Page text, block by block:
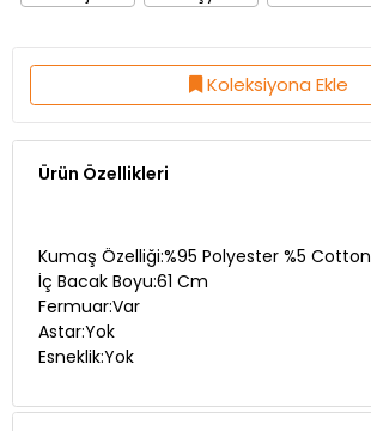
Koleksiyona Ekle
Ürün Özellikleri
Kumaş Özelliği:%95 Polyester %5 Cotton
İç Bacak Boyu:61 Cm
Fermuar:Var
Astar:Yok
Esneklik:Yok